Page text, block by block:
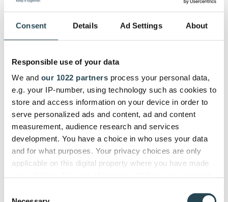
Consent Details Ad Settings About
Responsible use of your data
We and our 1022 partners process your personal data,
e.g. your IP-number, using technology such as cookies to
store and access information on your device in order to
serve personalized ads and content, ad and content
measurement, audience research and services
development. You have a choice in who uses your data
and for what purposes. Your privacy choices are only
applicable on this digital property where you have made
the Privacy trigger icon.
Bureaux d'architecture et d'ingénierie
des projets. Le logiciel PSA facilite la vie des
professionnels de la construction grâce à des
fonctions d'automatisation intelligentes et
autonomes.
En savoir plus >
Les avantages du logiciel PSA